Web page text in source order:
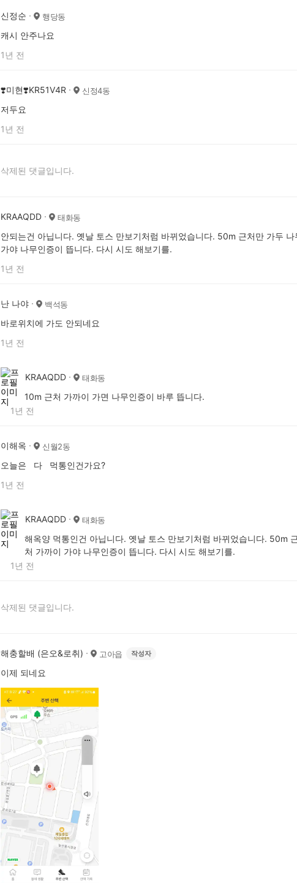
신정순 행당동
캐시 안주나요
1년 전
❣️미현❣️KR51V4R 신정4동
저두요
1년 전
삭제된 댓글입니다.
KRAAQDD 태화동
안되는건 아닙니다. 옛날 토스 만보기처럼 바뀌었습니다. 50m 근처만 가두
가야 나무인증이 뜹니다. 다시 시도 해보기를.
1년 전
난 나야 백석동
바로위치에 가도 안되네요
1년 전
KRAAQDD 태화동
10m 근처 가까이 가면 나무인증이 바루 뜹니다.
1년 전
이해옥 신월2동
오늘은 다 먹통인건가요?
1년 전
KRAAQDD 태화동
해옥양 먹통인건 아닙니다. 옛날 토스 만보기처럼 바뀌었습니다. 50m
처 가까이 가야 나무인증이 뜹니다. 다시 시도 해보기를.
1년 전
삭제된 댓글입니다.
해충할배 (은오&로취) 고아읍 작성자
이제 되네요